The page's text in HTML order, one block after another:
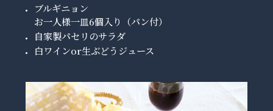
ブルギニョン
お一人様一皿6個入り（パン付）
自家製パセリのサラダ
白ワインor生ぶどうジュース